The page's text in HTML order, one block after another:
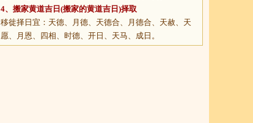
4、 搬家黄道吉日 (搬家的黄道吉日)择取
移徙择日宜：天德、月德、天德合、月德合、天赦、天
愿、月恩、四相、时德、开日、天马、成日。